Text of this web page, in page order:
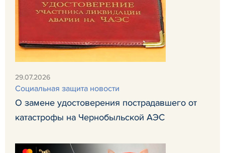
29.07.2026
Социальная защита новости
О замене удостоверения пострадавшего от
катастрофы на Чернобыльской АЭС